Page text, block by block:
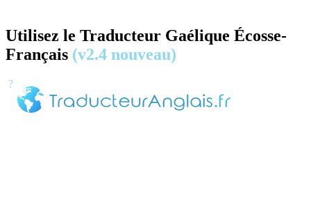
Utilisez le Traducteur Gaélique Écosse-
Français (v2.4 nouveau)
?